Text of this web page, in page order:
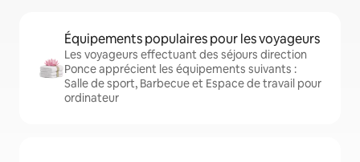
Équipements populaires pour les voyageurs
Les voyageurs effectuant des séjours direction
Ponce apprécient les équipements suivants :
Salle de sport, Barbecue et Espace de travail pour
ordinateur